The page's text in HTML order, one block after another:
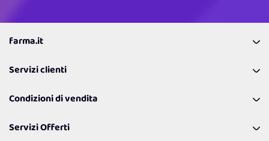
farma.it
Coupon
Lavora con noi
Politiche per la parità di genere
Servizi clienti
Richiamami
Resi
Condizioni di vendita
Spedizioni
Servizi Offerti